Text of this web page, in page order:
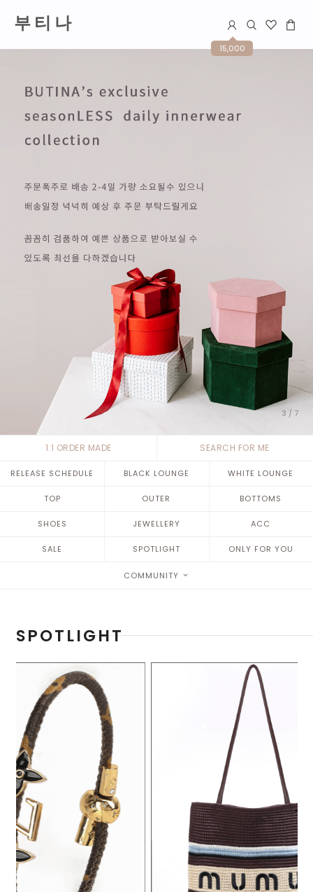
부 티 나
15,000
4 / 7
1:1 ORDER MADE SEARCH FOR ME
RELEASE SCHEDULE BLACK LOUNGE WHITE LOUNGE
TOP OUTER BOTTOMS
SHOES JEWELLERY ACC
SALE SPOTLIGHT ONLY FOR YOU
COMMUNITY
SPOTLIGHT